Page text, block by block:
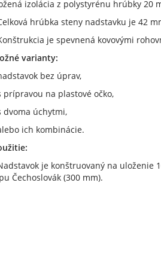
izolácia z polystyrénu hrúbky 20
hrúbka steny nadstavku je 42
je spevnená kovovými
varianty:
bez úprav,
prípravou na plastové očko,
dvoma úchytmi,
ich kombinácie.
je konštruovaný na uloženie
Čechoslovák (300 mm).